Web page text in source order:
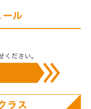
ール
ださい。
ラス